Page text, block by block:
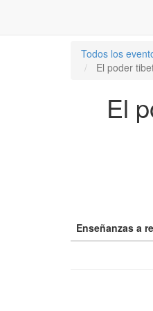
Todos los
El poder
El
Enseñanzas a